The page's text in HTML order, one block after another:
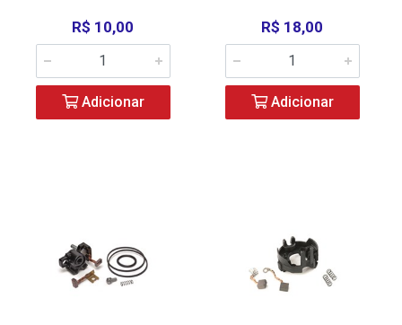
R$ 10,00
Adicionar
R$ 18,00
Adicionar